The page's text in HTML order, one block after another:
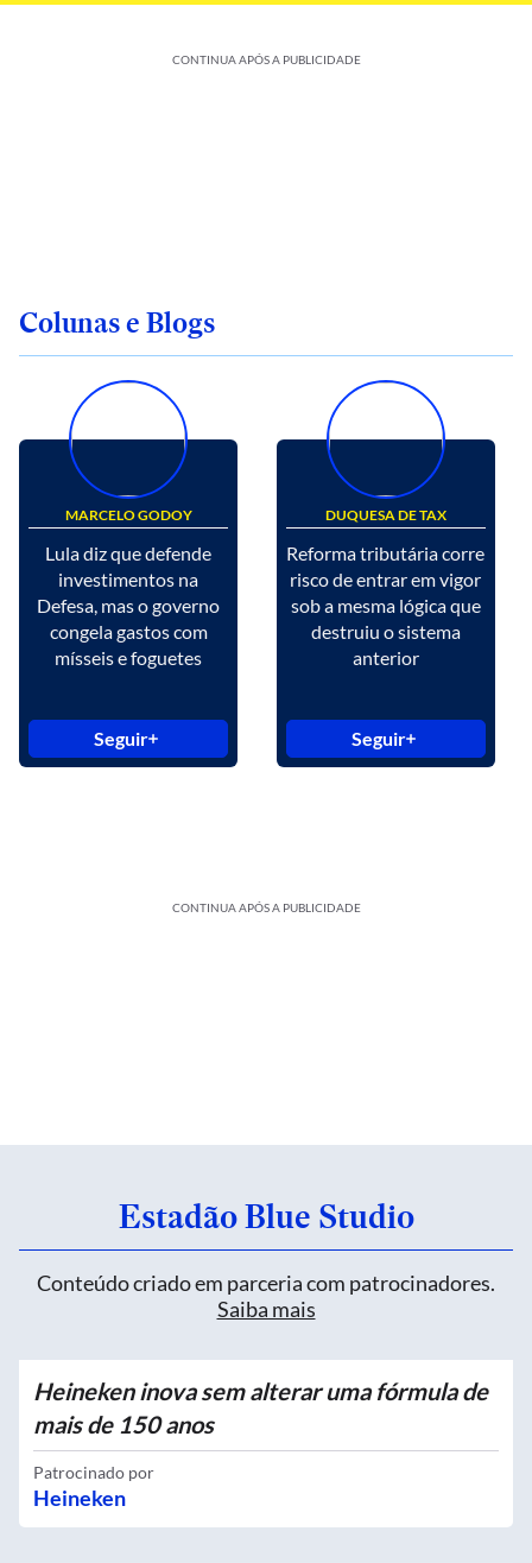
CONTINUA APÓS A PUBLICIDADE
Colunas e Blogs
MARCELO GODOY
Lula diz que defende
investimentos na
Defesa, mas o governo
congela gastos com
mísseis e foguetes
Seguir
DUQUESA DE TAX
Reforma tributária corre
risco de entrar em vigor
sob a mesma lógica que
destruiu o sistema
anterior
Seguir
CONTINUA APÓS A PUBLICIDADE
Estadão Blue Studio
Conteúdo criado em parceria com patrocinadores.
Saiba mais
Heineken inova sem alterar uma fórmula de
mais de 150 anos
Patrocinado por
Heineken